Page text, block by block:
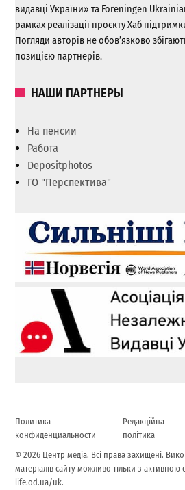
видавці України» та Foreningen
рамках реалізації проєкту Хаб
Погляди авторів не обов’язково
позицією партнерів.
НАШИ ПАРТНЕРЫ
На пенсии
Работа
Depositphotos
ГО "Перспектива"
Политика
конфиденциальности
Редакційна
політика
© 2026 Центр медіа. Всі права захищені.
матеріалів сайту можливо тільки з
life.od.ua/uk.